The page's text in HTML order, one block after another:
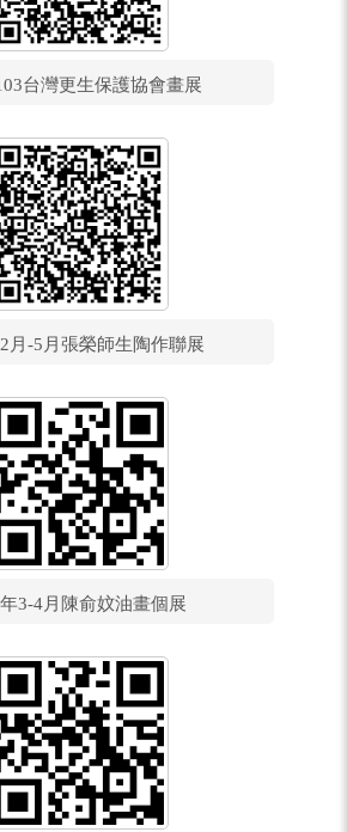
台灣更生保護協會畫展
月-5月張榮師生陶作聯展
3-4月陳俞妏油畫個展